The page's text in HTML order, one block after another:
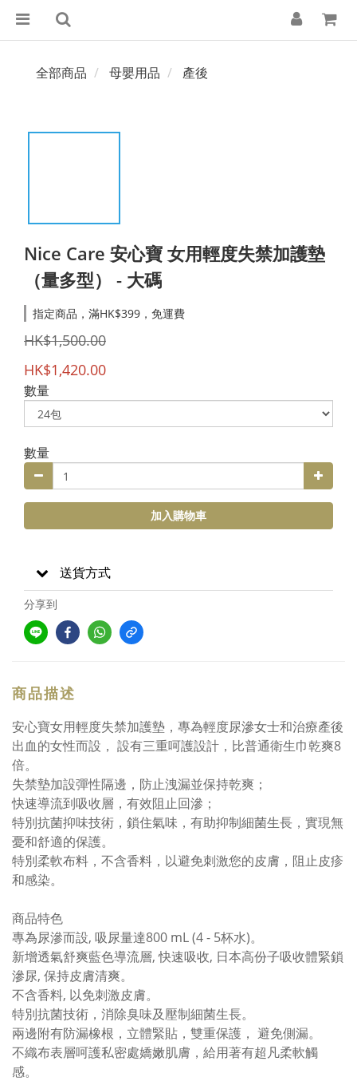
全部商品 母嬰用品 產後
Nice Care 安心寶 女用輕度失禁加護墊
（量多型） - 大碼
指定商品，滿HK$399，免運費
HK$1,500.00
HK$1,420.00
數量
數量
加入購物車
送貨方式
分享到
商品描述
安心寶女用輕度失禁加護墊，專為輕度尿滲女士和治療產後
出血的女性而設， 設有三重呵護設計，比普通衛生巾乾爽8
倍。
失禁墊加設彈性隔邊，防止洩漏並保持乾爽；
快速導流到吸收層，有效阻止回滲；
特別抗菌抑味技術，鎖住氣味，有助抑制細菌生長，實現無
憂和舒適的保護。
特別柔軟布料，不含香料，以避免刺激您的皮膚，阻止皮疹
和感染。
商品特色
專為尿滲而設, 吸尿量達800 mL (4 - 5杯水)。
新增透氣舒爽藍色導流層, 快速吸收, 日本高份子吸收體緊鎖
滲尿, 保持皮膚清爽。
不含香料, 以免刺激皮膚。
特別抗菌技術，消除臭味及壓制細菌生長。
兩邊附有防漏橡根，立體緊貼，雙重保護， 避免側漏。
不織布表層呵護私密處嬌嫩肌膚，給用著有超凡柔軟觸
感。